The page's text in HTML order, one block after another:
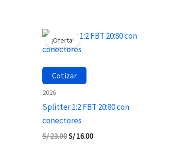
¡Oferta!
Cotizar
2026
Splitter 1:2 FBT 20:80 con
conectores
S/23.00
precio
original
era:
S/16.00
precio